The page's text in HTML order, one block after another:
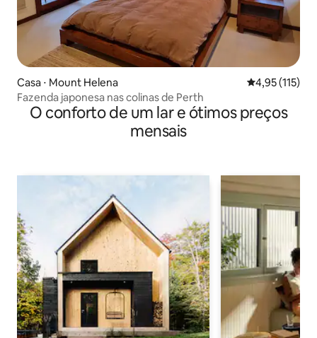
Casa ⋅ Mount Helena 4,95 de uma
4,95 (115)
Fazenda japonesa nas colinas de Perth
O conforto de um lar e ótimos preços
mensais